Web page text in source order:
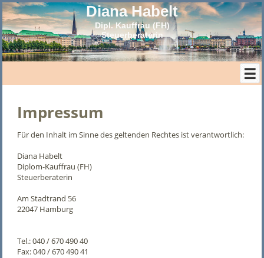
Diana Habelt
Dipl. Kauffrau (FH)
Steuerberaterin
Impressum
Für den Inhalt im Sinne des geltenden Rechtes ist verantwortlich:
Diana Habelt
Diplom-Kauffrau (FH)
Steuerberaterin
Am Stadtrand 56
22047 Hamburg
Tel.: 040 / 670 490 40
Fax: 040 / 670 490 41